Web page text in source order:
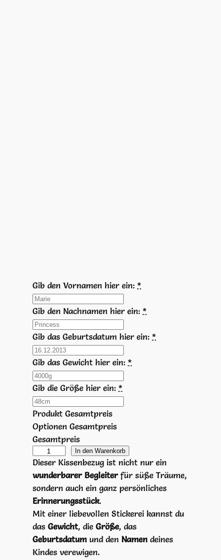
Gib den Vornamen hier ein: *
Gib den Nachnamen hier ein: *
Gib das Geburtsdatum hier ein: *
Gib das Gewicht hier ein:*
Gib die Größe hier ein:*
Produkt Gesamtpreis
Optionen Gesamtpreis
Gesamtpreis
i
n
d
e
r
K
i
s
In den Warenkorb
Dieser Kissenbezug ist nicht nur ein
wunderbarer Begleiterfür süße Träume,
sondern auch ein ganz persönliches
Erinnerungsstück.
Mit einer liebevollen Stickerei kannst du
dasGewicht, dieGröße, das
Geburtsdatum und den Namen deines
Kindes verewigen.